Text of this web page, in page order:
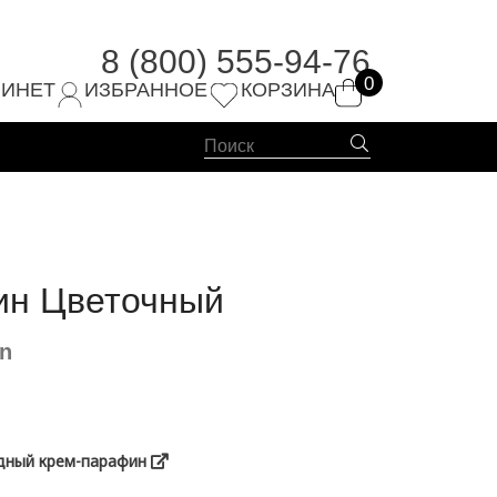
8 (800) 555-94-76
76 ИЗБРАННОЕ КОРЗИНА 0
Цветочный
крем-парафин